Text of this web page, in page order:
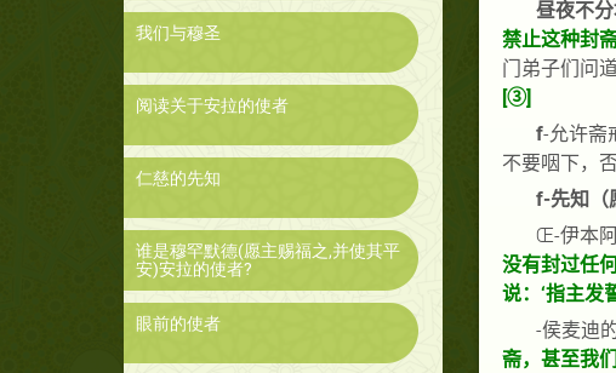
我们与穆圣
阅读关于安拉的使者
仁慈的先知
谁是穆罕默德(愿主赐福之,并使其平
安)安拉的使者?
眼前的使者
昼夜不
禁止这种封
门弟子们问
[③]
f-允许斋
不要咽下，
f-先知（
Œ-伊本
没有封过任
说：‘指主发
-侯麦迪
斋，甚至我